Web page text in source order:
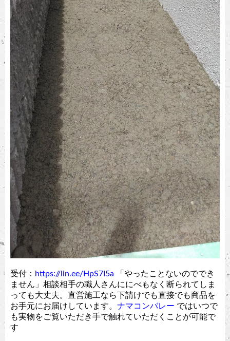
受付： https://lin.ee/HpS7I5a 「やったことないのででき
ません」相談相手の職人さんににべもなく断られてしま
っても大丈夫。直営施工なら下請けでも直接でも商品を
お手元にお届けしています。 ナマコンバレー ではいつで
も実物をご覧いただき手で触れていただくことが可能で
す